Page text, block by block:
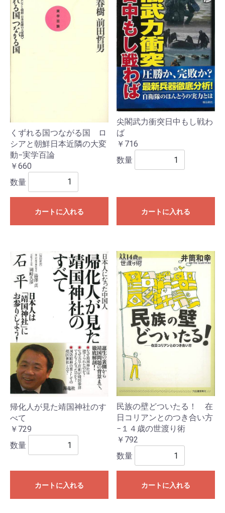
くずれる国つながる国 ロ
シアと朝鮮日本近隣の大変
動−実学百論
￥660
数量
カートに入れる
尖閣武力衝突日中もし戦わ
ば
￥716
数量
カートに入れる
帰化人が見た靖国神社のす
べて
￥729
数量
カートに入れる
民族の壁どついたる！ 在
日コリアンとのつき合い方
−１４歳の世渡り術
￥792
数量
カートに入れる